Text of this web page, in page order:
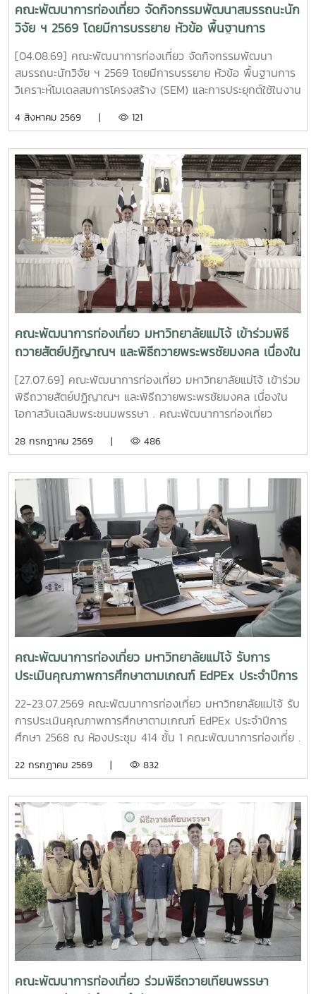
คณะพัฒนาการท่องเที่ยว จัดกิจกรรมพัฒนาสมรรถนะนัก
วิจัย ฯ 2569 โดยมีการบรรยาย หัวข้อ พื้นฐานการ
วิเคราะห์โมเดลสมการโครงสร้าง (SEM) และการประยุกต์ใช้
ในงานวิจัย
[04.08.69] คณะพัฒนาการท่องเที่ยว จัดกิจกรรมพัฒนา
สมรรถนะนักวิจัย ฯ 2569 โดยมีการบรรยาย หัวข้อ พื้นฐานการ
วิเคราะห์โมเดลสมการโครงสร้าง (SEM) และการประยุกต์ใช้ในงาน
อำนวยการบัณฑิตวิทยาลัย มหาวิทยาลัยราชภัฏภูเก็ต เป็น
#TDSMJU #TD #TourismDevelopment #มหาวิทยาลัยแม่โจ้
#คณะพัฒนาการท่องเที่ยว #ท่องเที่ยวแม่โจ้
4 สิงหาคม 2569 | 121
คณะพัฒนาการท่องเที่ยว มหาวิทยาลัยแม่โจ้ เข้าร่วมพิธี
ถวายสัตย์ปฏิญาณฯ และพิธีถวายพระพรชัยมงคล เนื่องใน
โอกาสวันเฉลิมพระชนมพรรษา
[27.07.69] คณะพัฒนาการท่องเที่ยว มหาวิทยาลัยแม่โจ้ เข้าร่วม
พิธีถวายสัตย์ปฏิญาณฯ และพิธีถวายพระพรชัยมงคล เนื่องใน
โอกาสวันเฉลิมพระชนมพรรษา . คณะพัฒนาการท่องเที่ยว
ข้าราชการที่ดีและพลังของแผ่นดิน โดยลงทะเบียนในเวลา 16.00
อาคารแผ่พืชน์ มหาวิทยาลัยแม่โจ้ เนื่องในโอกาสวันเฉลิม
พระชนมพรรษา พระบาทสมเด็จพระเจ้าอยู่หัว . ในการนี้ อาจารย์
ดร.เชษฐ์ ใจเพชร รองคณบดีคณะพัฒนาการท่องเที่ยว ได้รับ
เกียรติเป็นผู้วางพานพุ่ม โดยมี นางสาวศิริพร ดวงดี หัวหน้างาน
คลังและพัสดุ สำนักงานคณบดีคณะพัฒนาการท่องเที่ยว และ
นางปิยะพร แดงชาติ ปฏิบัติหน้าที่เป็นผู้ถือพานพุ่ม . การเข้าร่วม
พิธีในครั้งนี้เป็นการแสดงออกถึงความจงรักภักดีและสำนึกในพระ
มหากรุณาธิคุณต่อสถาบันพระมหากษัตริย์ พร้อมทั้งเป็นการ
แสดงเจตนารมณ์ของบุคลากรในการปฏิบัติหน้าที่ราชการด้วย
ความซื่อสัตย์สุจริต ยึดมั่นในคุณธรรม จริยธรรม และปฏิบัติตน
เป็นข้าราชการที่ดี เพื่อประโยชน์สุขของประชาชนและประเทศชาติ
ต่อไป . #คณะพัฒนาการท่องเที่ยว #มหาวิทยาลัยแม่โจ้ #MJU
#ถวายสัตย์ปฏิญาณ #ถวายพระพรชัยมงคล #วันเฉลิม
พระชนมพรรษา
28 กรกฎาคม 2569 | 486
คณะพัฒนาการท่องเที่ยว มหาวิทยาลัยแม่โจ้ รับการ
ประเมินคุณภาพการศึกษาตามเกณฑ์ EdPEx ประจำปีการ
22-23.07.2569 คณะพัฒนาการท่องเที่ยว มหาวิทยาลัยแม่โจ้ รับ
การประเมินคุณภาพการศึกษาตามเกณฑ์ EdPEx ประจำปีการ
ศึกษา 2568 ณ ห้องประชุม 414 ชั้น 1 คณะพัฒนาการท่องเที่ย .
พัฒนาการท่องเที่ยว ให้การต้อนรับคณะกรรมการประเมิน
ดร.เจษฎา ความคุ้นเคย รองอธิการบดีมหาวิทยาลัยราชภัฏวไลย
อลงกรณ์ ในพระบรมราชูปถัมภ์ ประธานกรรมการ และ นางสาว
สิริกร บุญฟู จากคณะบริหารธุรกิจ มหาวิทยาลัยแม่โจ้ ในฐานะ
เลขานุการ . ภายหลังพิธีต้อนรับ คณะพัฒนาการท่องเที่ยวได้นำ
เสนอผลการดำเนินงานในรอบปีการศึกษา 2568 เพื่อสะท้อนผล
การดำเนินงานตามเกณฑ์ EdPEx ซึ่งเป็นกลไกสำคัญในการ
พัฒนาคุณภาพการศึกษาและการบริหารองค์กร มุ่งสู่ความเป็น
เลิศและการพัฒนาอย่างต่อเนื่อง อันจะนำไปสู่การยกระดับ
คุณภาพการจัดการศึกษาให้เกิดประโยชน์สูงสุดต่อผู้เรียนและผู้มี
ส่วนได้ส่วนเสียทุกภาคส่วน . #MJU #TDS #TDSMJU #TD
#TourismDevelopment #มหาวิทยาลัยแม่โจ้ #คณะพัฒนาการ
22 กรกฎาคม 2569 | 832
คณะพัฒนาการท่องเที่ยว ร่วมพิธีถวายเทียนพรรษา